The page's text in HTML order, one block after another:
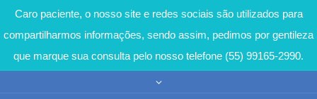
Caro paciente, o nosso site e redes sociais são utilizados para
compartilharmos informações, sendo assim, pedimos por gentileza
que marque sua consulta pelo nosso telefone (55) 99165-2990.